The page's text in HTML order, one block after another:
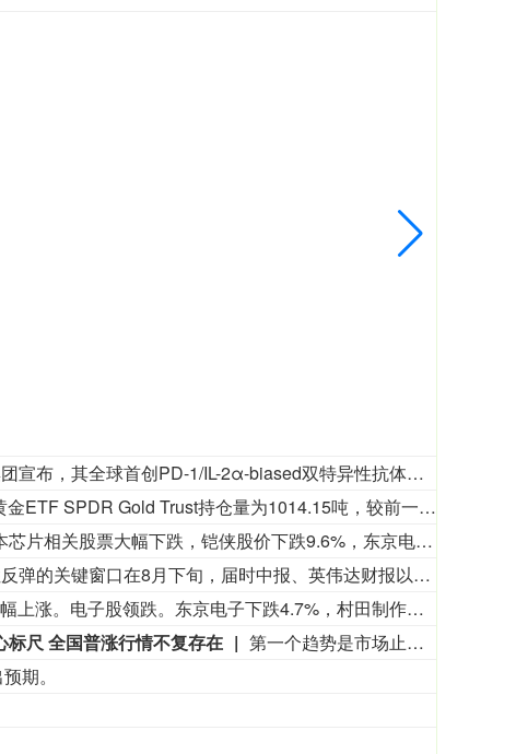
8月6日，信达生物制药集团宣布，其全球首创PD-1/IL-2α-biased双特异性抗体融合蛋白IBI363（武田制药研发代号：TAK-928）联合贝伐珠单抗，对比研究者选择治疗，用于治疗既往标准治疗失败或不耐受的晚期结直肠癌（CRC）的关键注册临床III期研究，完成首例受试者给药。
截至2026年08月05日，全球最大的黄金ETF SPDR Gold Trust持仓量为1014.15吨，较前一个交易日增加4.85吨。
日本芯片相关股票大幅下跌，铠侠股价下跌9.6%，东京电子下挫5.0%，爱德万测试走低4.6%。
华泰证券表示，短期来看，共识仍待凝聚，趋势性反弹的关键窗口在8月下旬，届时中报、英伟达财报以及反弹过程中的赎回压力或决定科技能否形成新一轮主升；中期来看，AI产业趋势二阶导拐点已现的证据尚不充分，但配置上应由“投入规模”转向“收入兑现”，进一步向业绩能见度高、筹码和估值压力较小的方向缩圈，关注云与平台、半导体设备、PCB/光模块等。
日本股市早盘走低，此前在人工智能相关股票的带领下于周三大幅上涨。电子股领跌。东京电子下跌4.7%，村田制作所下跌4.2%。美元报157.68日元，周三东京股市收盘时为157.70日元。投资者正密切关注企业盈利情况，NTT Inc.定于周四晚些时候公布季度业绩。中东局势的发展也备受关注。日经指数下跌1.3%，报65464.44点。
尺 全国普涨行情不复存在
第一个趋势是市场止跌企稳。中指研究院最新数据显示，7月份，百城新建住宅均价达17229元/平方米，环比上涨0.26%，同比上涨2.09%。短期来看，首付、利率、税费、公积金政策等多重红利叠加，积压的刚需与改善需求将逐步释放，全国商品房、二手房成交规模稳步回暖。从中长期来看，地段、流通性、配套资源成为房产保值核心标尺，全国普涨行情不复存在。 第二个趋势是城市分化加剧。近期，核心城市优质地块出让增多，土地溢价率走高，城市、板块、楼盘分化持续加剧。房产价值红利会集中向人口持续流入、产业完善、教育医疗交通配套齐全的一二线城市的核心地段倾斜。（证券日报）
期。